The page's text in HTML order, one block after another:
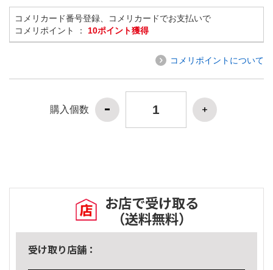
コメリカード番号登録、コメリカードでお支払いで
コメリポイント ： 10ポイント獲得
コメリポイントについて
購入個数
お店で受け取る
（送料無料）
受け取り店舗：